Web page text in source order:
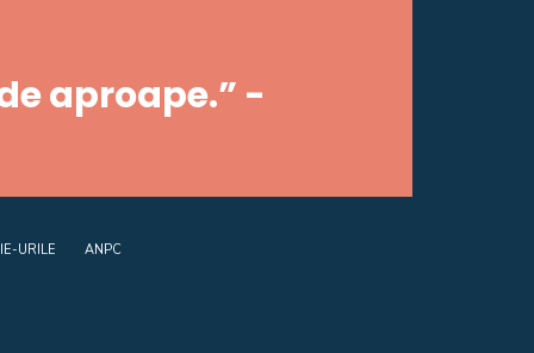
aproape.” -
URILE ANPC